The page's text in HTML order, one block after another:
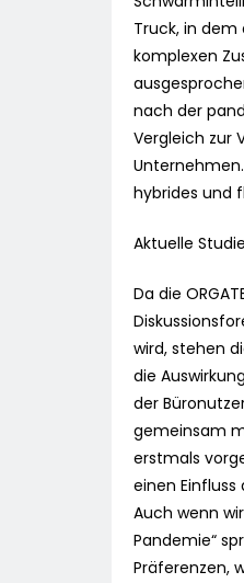
Truck, in dem
komplexen
nach der
Vergleich zur
hybrides und
Aktuelle
Da die
wird, stehen
die
der
gemeinsam
erstmals
einen
Auch wenn
Pandemie“
Präferenzen,